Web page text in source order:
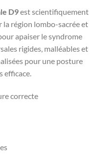
D9est scientifiquement
région lombo-sacrée et
apaiser le syndrome
rigides, malléables et
pour une posture
efficace.
correcte